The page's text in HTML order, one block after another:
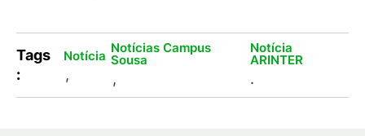
Tags
:
Notícia
,
Notícias Campus
Sousa
,
Notícia
ARINTER
.